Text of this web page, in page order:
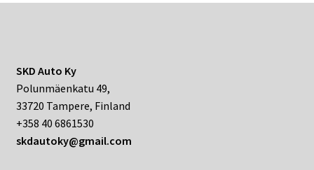
SKD Auto Ky
Polunmäenkatu 49,
33720 Tampere, Finland
+358 40 6861530
skdautoky@gmail.com